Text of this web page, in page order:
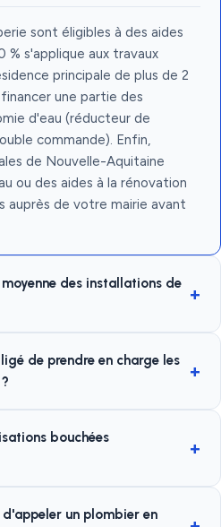
sont éligibles à des aides
% s'applique aux travaux
principale de plus de 2
une partie des
d'eau (réducteur de
commande). Enfin,
de Nouvelle-Aquitaine
ou des aides à la rénovation
auprès de votre mairie avant
des installations de
de prendre en charge les
bouchées
un plombier en